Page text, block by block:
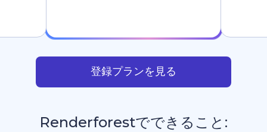
登録プランを見る
Renderforestでできること: